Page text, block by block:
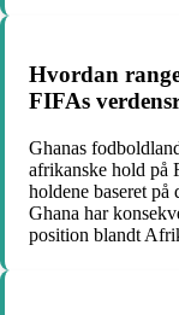
Hvordan
FIFAs
Ghanas
afrikanske hold på
holdene baseret
Ghana har
position blandt